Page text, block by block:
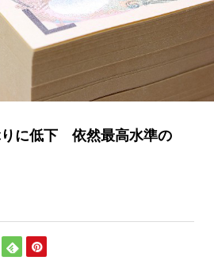
に低下 依然最高水準の